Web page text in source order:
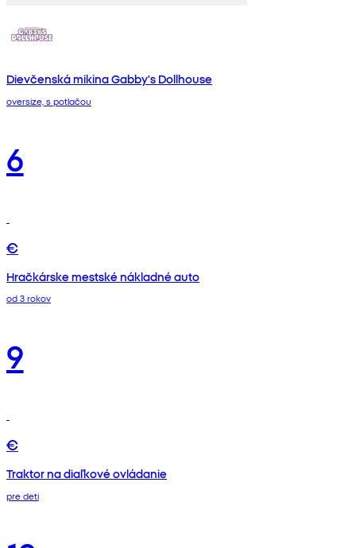
Dievčenská mikina Gabby's Dollhouse
oversize, s potlačou
6
€
Hračkárske mestské nákladné auto
od 3 rokov
9
€
Traktor na diaľkové ovládanie
pre deti